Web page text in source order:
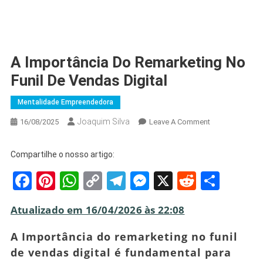
A Importância Do Remarketing No
Funil De Vendas Digital
Mentalidade Empreendedora
16/08/2025 Joaquim Silva Leave A CommentOn
Remarketing
No
Digital
Compartilhe o nosso artigo:
Facebook
Pinterest
WhatsApp
CopyTelegram
Messenger
X Reddit
Atualizado em 16/04/2026 às 22:08
A Importância do remarketing no funil
de vendas digital é fundamental para